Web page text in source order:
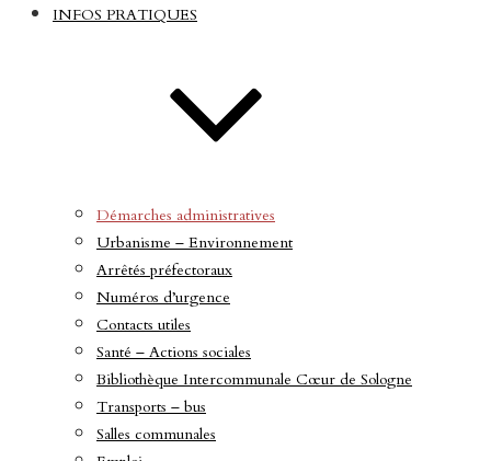
INFOS PRATIQUES
Démarches administratives
Urbanisme – Environnement
Arrêtés préfectoraux
Numéros d’urgence
Contacts utiles
Santé – Actions sociales
Bibliothèque Intercommunale Cœur de Sologne
Transports – bus
Salles communales